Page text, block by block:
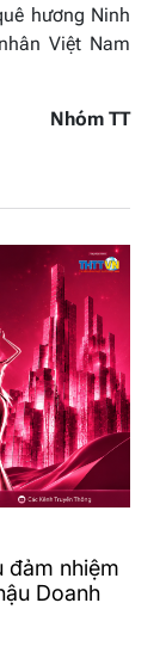
hương Ninh
Việt Nam
Nhóm TT
đảm nhiệm
Doanh